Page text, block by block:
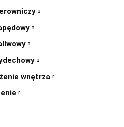
wnętrza